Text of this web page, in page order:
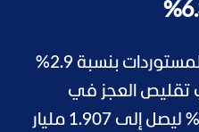
وبين القضاة، أن انخفاض المستوردات بنسبة 2.9%
تقليص العجز في
الميزان التجاري بنسبة 6.3% ليصل إلى 1.907 مليار